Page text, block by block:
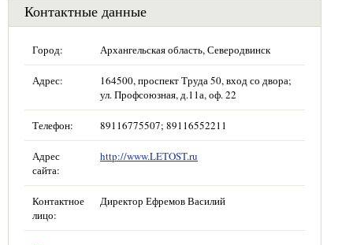
Контактные данные
Город: Архангельская область, Северодвинск
Адрес:
164500, проспект Труда 50, вход со двора;
ул. Профсоюзная, д.11а, оф. 22
Телефон: 89116775507; 89116552211
Адрес
сайта:
http://www.LETOST.ru
Контактное
лицо:
Директор Ефремов Василий